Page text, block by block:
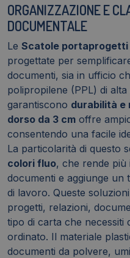
ORGANIZZAZIONE E
DOCUMENTALE
Le Scatole portaprogetti
progettate per
documenti, sia in ufficio
polipropilene (PPL) di
garantiscono durabilità e
dorso da 3 cm offre
consentendo una facile
La particolarità di questo
colori fluo, che rende più
documenti e aggiunge un
di lavoro. Queste
progetti, relazioni,
tipo di carta che necessiti
ordinato. Il materiale
documenti da polvere,